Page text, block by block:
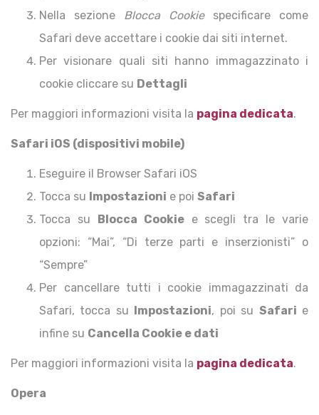
Nella sezione Blocca Cookiespecificare come
Safari deve accettare i cookie dai siti internet.
Per visionare quali siti hanno immagazzinato i
cookie cliccare su Dettagli
Per maggiori informazioni visita la pagina dedicata.
Safari iOS (dispositivi mobile)
Eseguire il Browser Safari iOS
Tocca su Impostazioni e poi Safari
Tocca su Blocca Cookiee scegli tra le varie
opzioni: “Mai”, “Di terze parti e inserzionisti” o
“Sempre”
Per cancellare tutti i cookie immagazzinati da
Safari, tocca su Impostazioni, poi su Safari e
infine su Cancella Cookie e dati
Per maggiori informazioni visita la pagina dedicata.
Opera